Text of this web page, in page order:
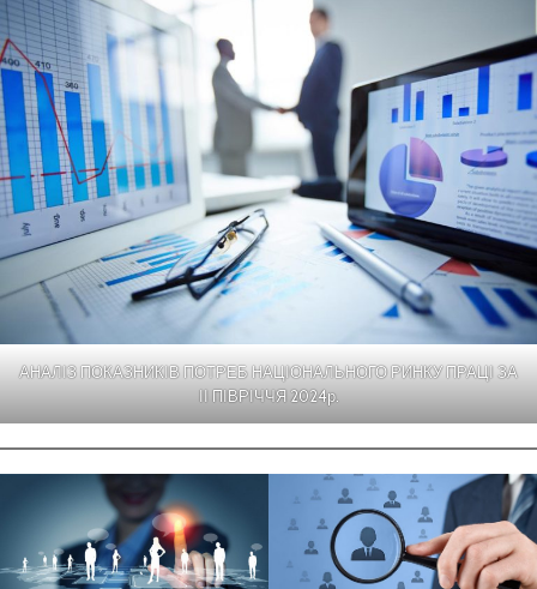
АНАЛІЗ ПОКАЗНИКІВ ПОТРЕБ НАЦІОНАЛЬНОГО РИНКУ ПРАЦІ ЗА
ІІ ПІВРІЧЧЯ 2024р.